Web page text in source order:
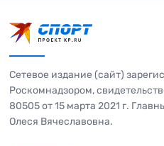
Сетевое издание (сайт)
Роскомнадзором,
80505 от 15 марта 2021 г.
Олеся Вячеславовна.